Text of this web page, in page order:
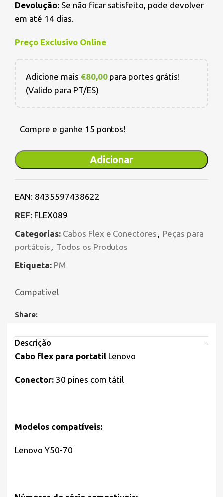
Devolução: Se não ficar satisfeito, pode devolver
em até 14 dias.
Preço Exclusivo Online
Adicione mais €80,00 para portes grátis!
(Valido para PT/ES)
Compre e ganhe 15 pontos!
Adicionar
EAN: 8435597438622
REF: FLEX089
Categorias: Cabos Flex e Conectores , Peças para
portáteis , Todos os Produtos
Etiqueta: PM
Compatível
Share:
Descrição
Cabo flex para portatil Lenovo
Conector: 30 pines com tátil
Modelos compatíveis:
Lenovo Y50-70